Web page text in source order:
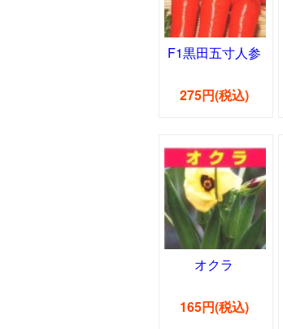
F1黒田五寸人参
275円(税込)
オクラ
165円(税込)